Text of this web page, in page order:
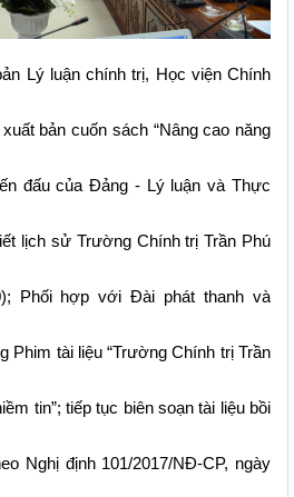
Lý luận chính trị, Học viện Chính
bản cuốn sách “Nâng cao năng
đấu của Đảng - Lý luận và Thực
lịch sử Trường Chính trị Trần Phú
Phối hợp với Đài phát thanh và
Phim tài liệu “Trường Chính trị Trần
tin”; tiếp tục biên soạn tài liệu bồi
Nghị định 101/2017/NĐ-CP, ngày